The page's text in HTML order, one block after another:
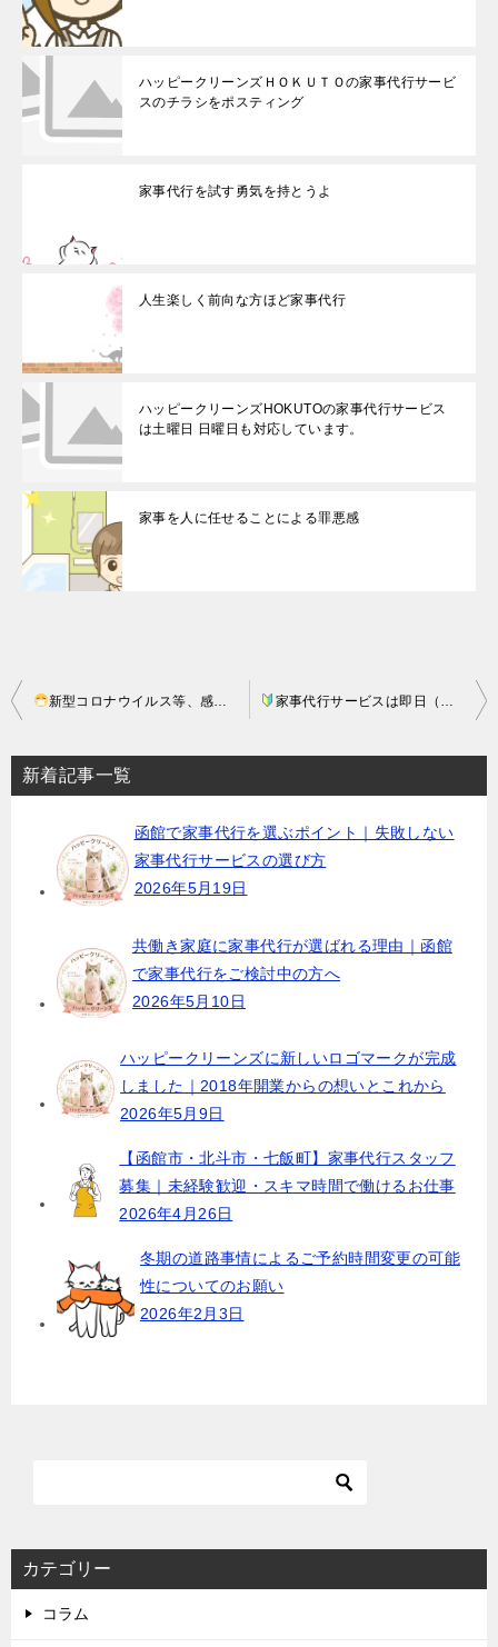
ハッピークリーンズＨＯＫＵＴＯの家事代行サービ
スのチラシをポスティング
家事代行を試す勇気を持とうよ
人生楽しく前向な方ほど家事代行
ハッピークリーンズHOKUTOの家事代行サービス
は土曜日 日曜日も対応しています。
家事を人に任せることによる罪悪感
投
ナ
ビ
新型コロナウイルス等、感染症拡大への対策 家事代行サービスは即日（当日）の依頼は可能？
新着記事一覧
函館で家事代行を選ぶポイント｜失敗しない
家事代行サービスの選び方
2026年5月19日
共働き家庭に家事代行が選ばれる理由｜函館
で家事代行をご検討中の方へ
2026年5月10日
ハッピークリーンズに新しいロゴマークが完成
しました｜2018年開業からの想いとこれから
2026年5月9日
【函館市・北斗市・七飯町】家事代行スタッフ
募集｜未経験歓迎・スキマ時間で働けるお仕事
2026年4月26日
冬期の道路事情によるご予約時間変更の可能
性についてのお願い
2026年2月3日
カテゴリー
コラム